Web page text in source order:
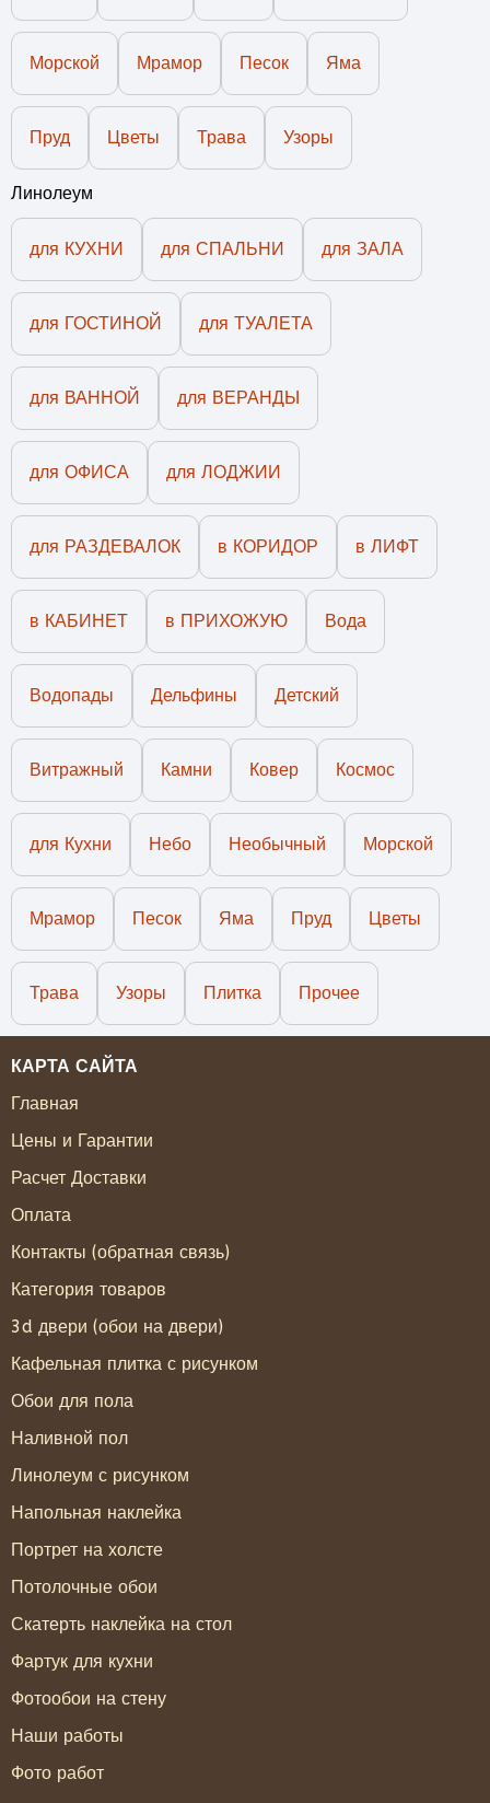
Морской Мрамор Песок Яма
Пруд Цветы Трава Узоры
Линолеум
для КУХНИ для СПАЛЬНИ для ЗАЛА
для ГОСТИНОЙ для ТУАЛЕТА
для ВАННОЙ для ВЕРАНДЫ
для ОФИСА для ЛОДЖИИ
для РАЗДЕВАЛОК в КОРИДОР в ЛИФТ
в КАБИНЕТ в ПРИХОЖУЮ Вода
Водопады Дельфины Детский
Витражный Камни Ковер Космос
для Кухни Небо Необычный Морской
Мрамор Песок Яма Пруд Цветы
Трава Узоры Плитка Прочее
КАРТА САЙТА
Главная
Цены и Гарантии
Расчет Доставки
Оплата
Контакты (обратная связь)
Категория товаров
3d двери (обои на двери)
Кафельная плитка с рисунком
Обои для пола
Наливной пол
Линолеум с рисунком
Напольная наклейка
Портрет на холсте
Потолочные обои
Скатерть наклейка на стол
Фартук для кухни
Фотообои на стену
Наши работы
Фото работ